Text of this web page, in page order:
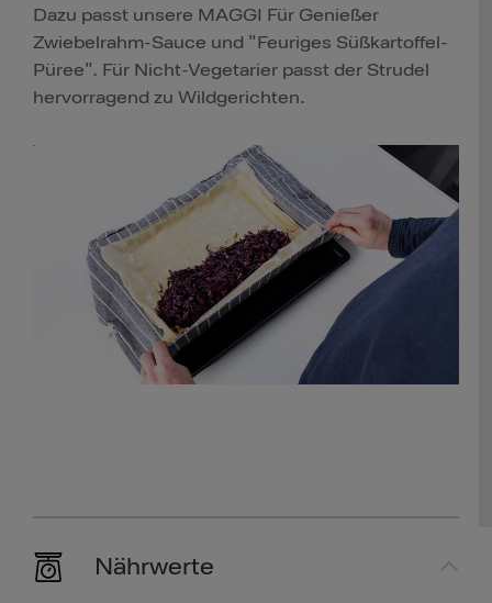
Dazu passt unsere MAGGI Für Genießer
Zwiebelrahm-Sauce und "Feuriges Süßkartoffel-
Püree". Für Nicht-Vegetarier passt der Strudel
hervorragend zu Wildgerichten.
Nährwerte